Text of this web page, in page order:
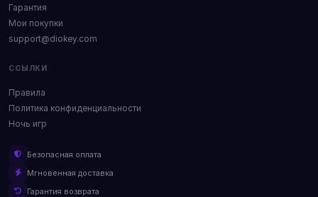
Гарантия
Мои покупки
support@diokey.com
ССЫЛКИ
Правила
Политика конфиденциальности
Ночь игр
Безопасная оплата
Мгновенная доставка
Гарантия возврата